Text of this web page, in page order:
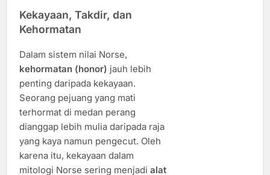
Kekayaan, Takdir, dan
Kehormatan
Dalam sistem nilai Norse,
kehormatan (honor) jauh lebih
penting daripada kekayaan.
Seorang pejuang yang mati
terhormat di medan perang
dianggap lebih mulia daripada raja
yang kaya namun pengecut. Oleh
karena itu, kekayaan dalam
mitologi Norse sering menjadi alat